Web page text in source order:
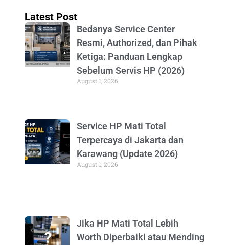
Latest Post
Bedanya Service Center
Resmi, Authorized, dan Pihak
Ketiga: Panduan Lengkap
Sebelum Servis HP (2026)
August 1, 2026
Service HP Mati Total
Terpercaya di Jakarta dan
Karawang (Update 2026)
August 1, 2026
Jika HP Mati Total Lebih
Worth Diperbaiki atau Mending